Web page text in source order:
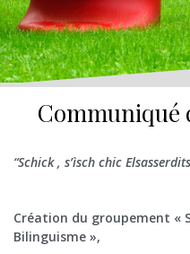
Communiqué
“Schick , s’ìsch chic
Création du groupement «
Bilinguisme »,